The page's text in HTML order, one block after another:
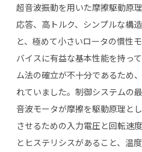
超音波振動を用いた摩擦駆動原
応答、高トルク、シンプルな構
と、極めて小さいロータの慣性
バイスに有益な基本性能を持っ
ム法の確立が不十分であるため
れていました。制御システムの
音波モータが摩擦を駆動原理と
させるための入力電圧と回転速
とヒステリシスがあること、温